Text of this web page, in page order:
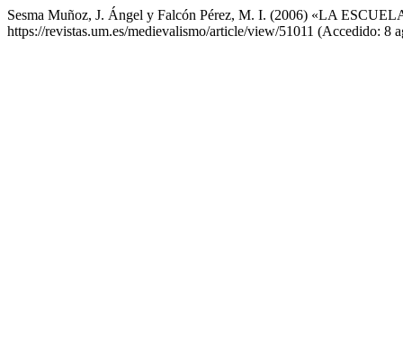
Sesma Muñoz, J. Ángel y Falcón Pérez, M. I. (2006) «LA
https://revistas.um.es/medievalismo/article/view/51011 (Accedido: 8